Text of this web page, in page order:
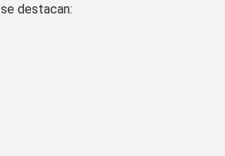
se destacan: